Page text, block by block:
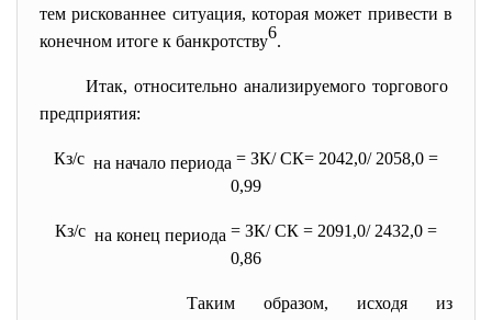
тем рискованнее ситуация, которая может привести в
конечном итоге к банкротству6.
Итак, относительно анализируемого торгового
предприятия:
Кз/с на начало периода = ЗК/ СК= 2042,0/ 2058,0 =
0,99
Кз/с на конец периода = ЗК/ СК = 2091,0/ 2432,0 =
0,86
Таким образом, исходя из